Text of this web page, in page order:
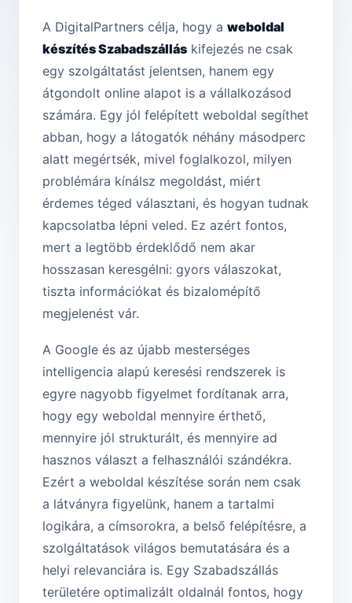
A DigitalPartners célja, hogy a weboldal
készítés Szabadszállás kifejezés ne csak
egy szolgáltatást jelentsen, hanem egy
átgondolt online alapot is a vállalkozásod
számára. Egy jól felépített weboldal segíthet
abban, hogy a látogatók néhány másodperc
alatt megértsék, mivel foglalkozol, milyen
problémára kínálsz megoldást, miért
érdemes téged választani, és hogyan tudnak
kapcsolatba lépni veled. Ez azért fontos,
mert a legtöbb érdeklődő nem akar
hosszasan keresgélni: gyors válaszokat,
tiszta információkat és bizalomépítő
megjelenést vár.
A Google és az újabb mesterséges
intelligencia alapú keresési rendszerek is
egyre nagyobb figyelmet fordítanak arra,
hogy egy weboldal mennyire érthető,
mennyire jól strukturált, és mennyire ad
hasznos választ a felhasználói szándékra.
Ezért a weboldal készítése során nem csak
a látványra figyelünk, hanem a tartalmi
logikára, a címsorokra, a belső felépítésre, a
szolgáltatások világos bemutatására és a
helyi relevanciára is. Egy Szabadszállás
területére optimalizált oldalnál fontos, hogy